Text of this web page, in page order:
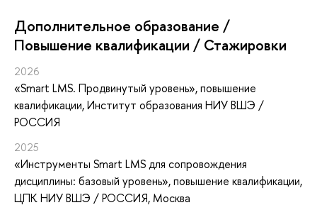
Дополнительное образование /
Повышение квалификации / Стажировки
2026
«Smart LMS. Продвинутый уровень», повышение
квалификации, Институт образования НИУ ВШЭ /
РОССИЯ
2025
«Инструменты Smart LMS для сопровождения
дисциплины: базовый уровень», повышение квалификации,
ЦПК НИУ ВШЭ / РОССИЯ, Москва